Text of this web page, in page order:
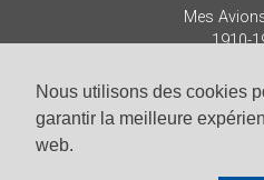
Nous utilisons des cookies
garantir la meilleure
web.
Mes
1910-
© Patrick